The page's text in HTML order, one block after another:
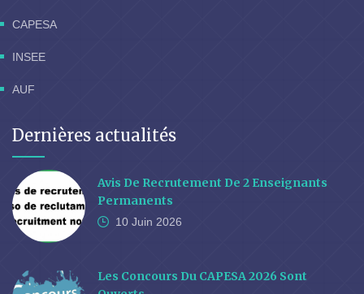
CAPESA
INSEE
AUF
Dernières actualités
Avis De Recrutement De 2 Enseignants
Permanents
10 Juin 2026
Les Concours Du CAPESA 2026 Sont